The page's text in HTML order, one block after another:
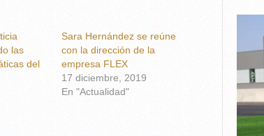
las
del
Sara Hernández se reúne
con la dirección de la
empresa FLEX
17 diciembre, 2019
En "Actualidad"